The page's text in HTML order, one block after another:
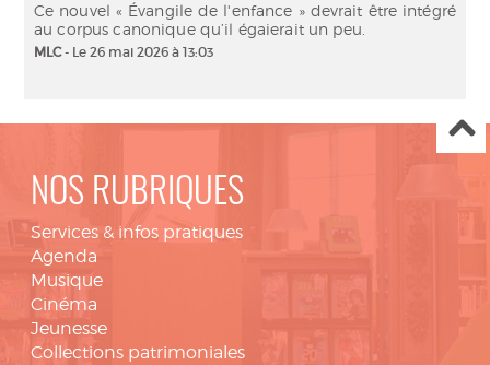
Ce nouvel « Évangile de l'enfance » devrait être intégré
au corpus canonique qu’il égaierait un peu.
MLC- Le 26 mai 2026 à 13:03
NOS RUBRIQUES
Services & infos pratiques
Agenda
Musique
Cinéma
Jeunesse
Collections patrimoniales